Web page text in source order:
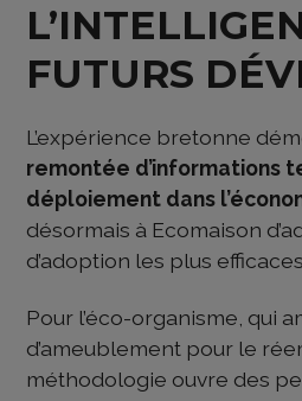
FUTURS
L’expérience bretonne
remontée d’informations
déploiement dans
désormais à Ecomaison
d’adoption les plus
Pour l’éco-organisme, qui
d’ameublement pour le
méthodologie ouvre des